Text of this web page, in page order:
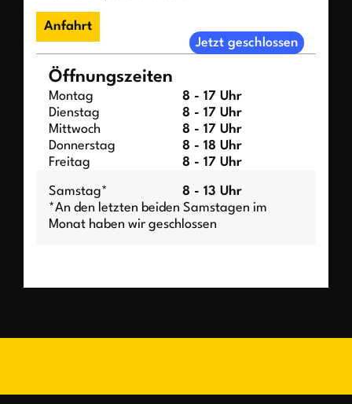
Anfahrt
Jetzt geschlossen
Öffnungszeiten
Montag
8 - 17 Uhr
Dienstag
8 - 17 Uhr
Mittwoch
8 - 17 Uhr
Donnerstag
8 - 18 Uhr
Freitag
8 - 17 Uhr
Samstag*
8 - 13 Uhr
*An den letzten beiden Samstagen im
Monat haben wir geschlossen